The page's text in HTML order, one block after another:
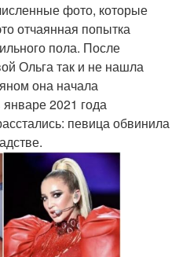
фото, которые
отчаянная попытка
пола. После
Ольга так и не нашла
она начала
январе 2021 года
певица обвинила